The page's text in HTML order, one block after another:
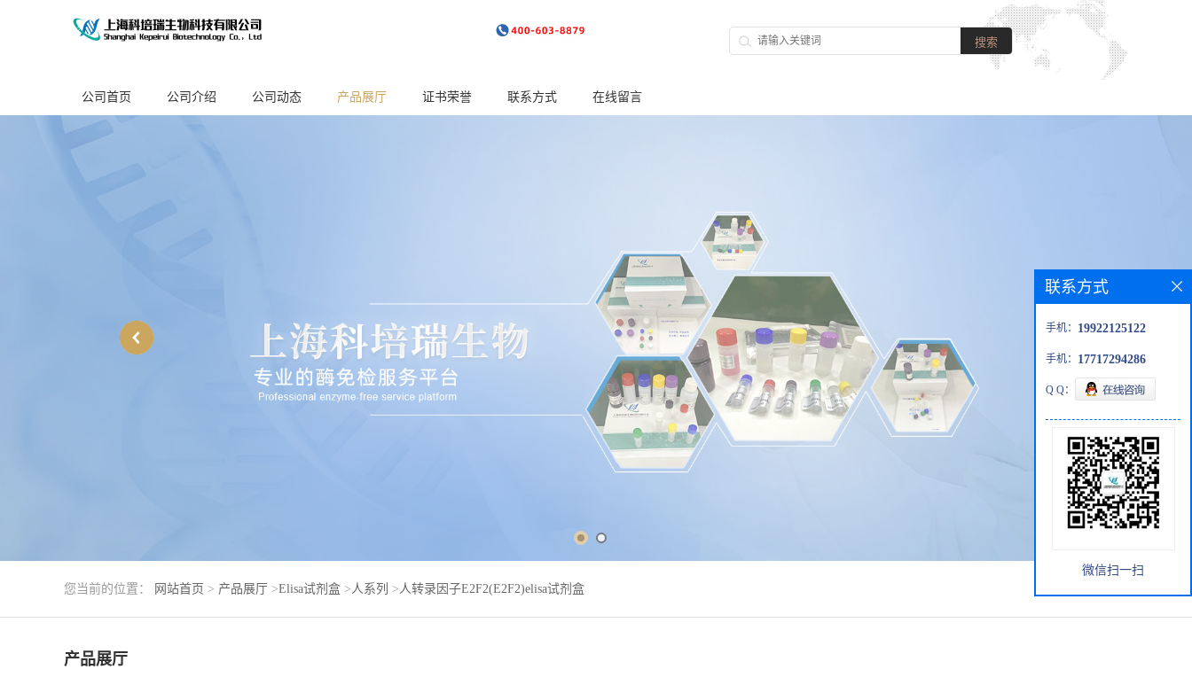
公司首页 公司介绍 公司动态 产品展厅 证书荣誉 联系方式 在线留言
您当前的位置： 网站首页 > 产品展厅 >Elisa试剂盒 > 人系列 > 人转录因子E2F2(E2F2)elisa试剂盒
产品展厅
联系方式
手机： 19922125122
手机： 17717294286
Q Q：
微信扫一扫